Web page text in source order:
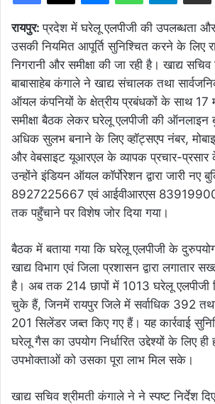
रायपुर:प्रदेश में घरेलू एलपीजी की उपलब्धता
उसकी नियमित आपूर्ति सुनिश्चित करने के लिए
निगरानी और समीक्षा की जा रही है। खाद्य सचिव
बाबासाहेब कंगाले ने खाद्य संचालक तथा
ऑयल कंपनियों के क्षेत्रीय प्रबंधकों के साथ 17
समीक्षा बैठक लेकर घरेलू एलपीजी की ऑनलाइन
अधिक सुलभ बनाने के लिए व्हॉट्सएप नंबर,
और वेबसाइट यूआरएल के व्यापक प्रचार-प्रसार
उन्होंने इंडियन ऑयल कॉर्पोरेशन द्वारा जारी नए
8927225667 एवं आईवीआरएस
तक पहुँचाने पर विशेष जोर दिया गया।
बैठक में बताया गया कि घरेलू एलपीजी के
खाद्य विभाग एवं जिला प्रशासन द्वारा लगातार
है। अब तक 214 छापों में 1013 घरेलू एलपीजी
चुके हैं, जिनमें रायपुर जिले में सर्वाधिक 392
201 सिलेंडर जब्त किए गए हैं। यह कार्रवाई
घरेलू गैस का उपयोग निर्धारित उद्देश्यों के लिए
उपभोक्ताओं को उसका पूरा लाभ मिल सके।
खाद्य सचिव श्रीमती कंगाले ने ने स्पष्ट निर्देश